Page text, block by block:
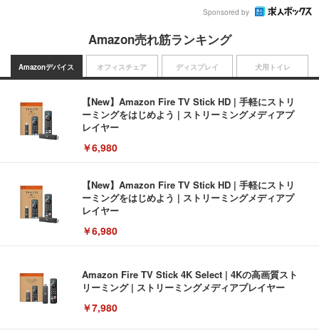
Sponsored by
Amazon売れ筋ランキング
Amazonデバイス
【New】Amazon Fire TV Stick HD | 手軽にストリ
ーミングをはじめよう | ストリーミングメディアプ
レイヤー
￥6,980
【New】Amazon Fire TV Stick HD | 手軽にストリ
ーミングをはじめよう | ストリーミングメディアプ
レイヤー
￥6,980
Amazon Fire TV Stick 4K Select | 4Kの高画質スト
リーミング | ストリーミングメディアプレイヤー
￥7,980
オフィスチェア ディスプレイ 犬用トイレ